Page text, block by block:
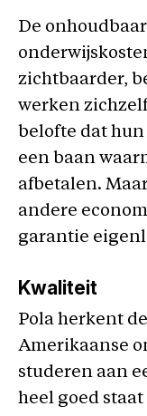
De
zichtbaarder,
werken
belofte dat
een baan
afbetalen.
andere
garantie
Kwaliteit
Pola herkent
Amerikaanse
studeren aan
heel goed staat